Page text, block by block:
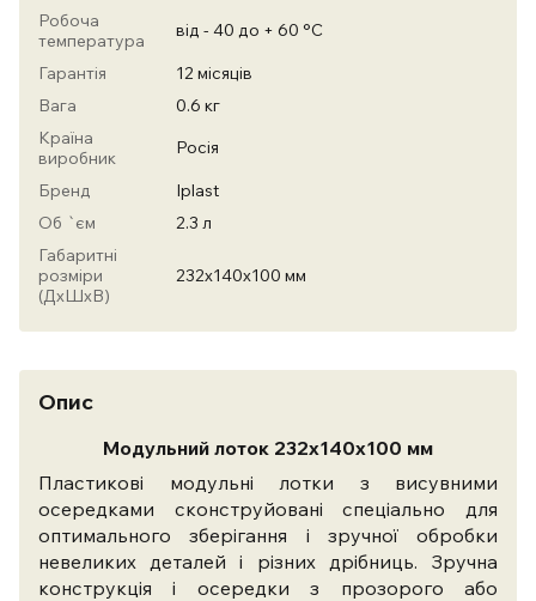
Робоча
температура
від - 40 до + 60 °С
Гарантія
12 місяців
Вага
0.6 кг
Країна
виробник
Росія
Бренд
Iplast
Об `єм
2.3 л
Габаритні
розміри
(ДхШхВ)
232х140х100 мм
Опис
Модульний лоток 232х140х100 мм
Пластикові модульні лотки з висувними
осередками сконструйовані спеціально для
оптимального зберігання і зручної обробки
невеликих деталей і різних дрібниць. Зручна
конструкція і осередки з прозорого або